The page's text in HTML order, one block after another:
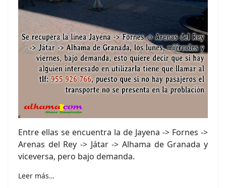
Entre ellas se encuentra la de Jayena -> Fornes ->
Arenas del Rey -> Játar -> Alhama de Granada y
viceversa, pero bajo demanda.
Leer más…